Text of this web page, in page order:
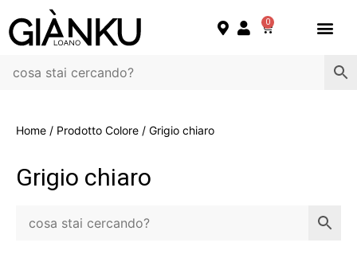
0
Home / Prodotto Colore / Grigio chiaro
Grigio chiaro